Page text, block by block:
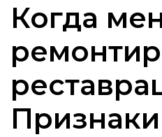
Когда